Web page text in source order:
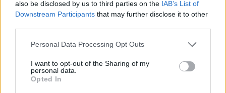
also be disclosed by us to third parties on the IAB’s List of
Downstream Participants that may further disclose it to other
Personal Data Processing Opt Outs
I want to opt-out of the Sharing of my
personal data.
Opted In